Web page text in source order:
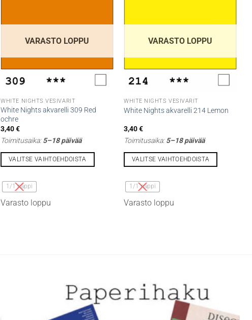
VARASTO LOPPU
WHITE NIGHTS VESIVÄRIT
White Nights akvarelli 309 Red
ochre
3,40€
Toimitusaika:5–18 päivää
VALITSE VAIHTOEHDOISTA
tuotteella
useampi
1/1 nappi
Varasto loppu
VARASTO LOPPU
WHITE NIGHTS VESIVÄRIT
White Nights akvarelli 214 Lemon
3,40€
Toimitusaika:5–18 päivää
VALITSE VAIHTOEHDOISTA
tuotteella
useampi
1/1 nappi
Varasto loppu